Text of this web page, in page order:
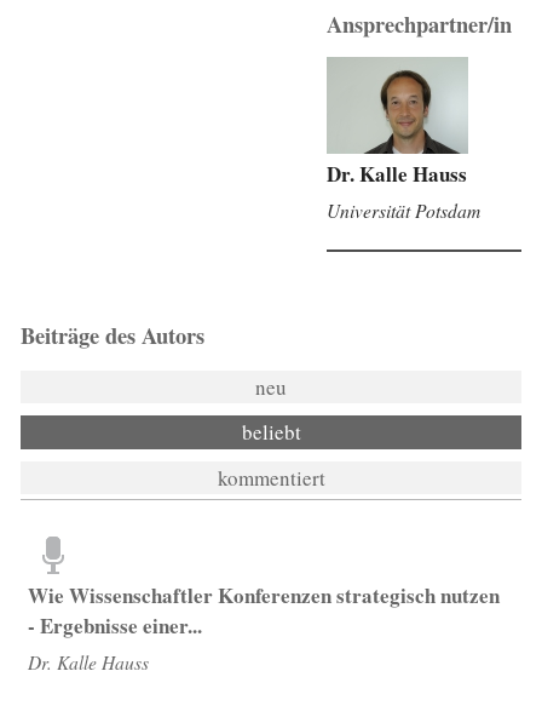
Ansprechpartner/in
Dr. Kalle Hauss
Universität Potsdam
Beiträge des Autors
neu
beliebt
kommentiert
Wie Wissenschaftler Konferenzen strategisch nutzen
- Ergebnisse einer...
Dr. Kalle Hauss